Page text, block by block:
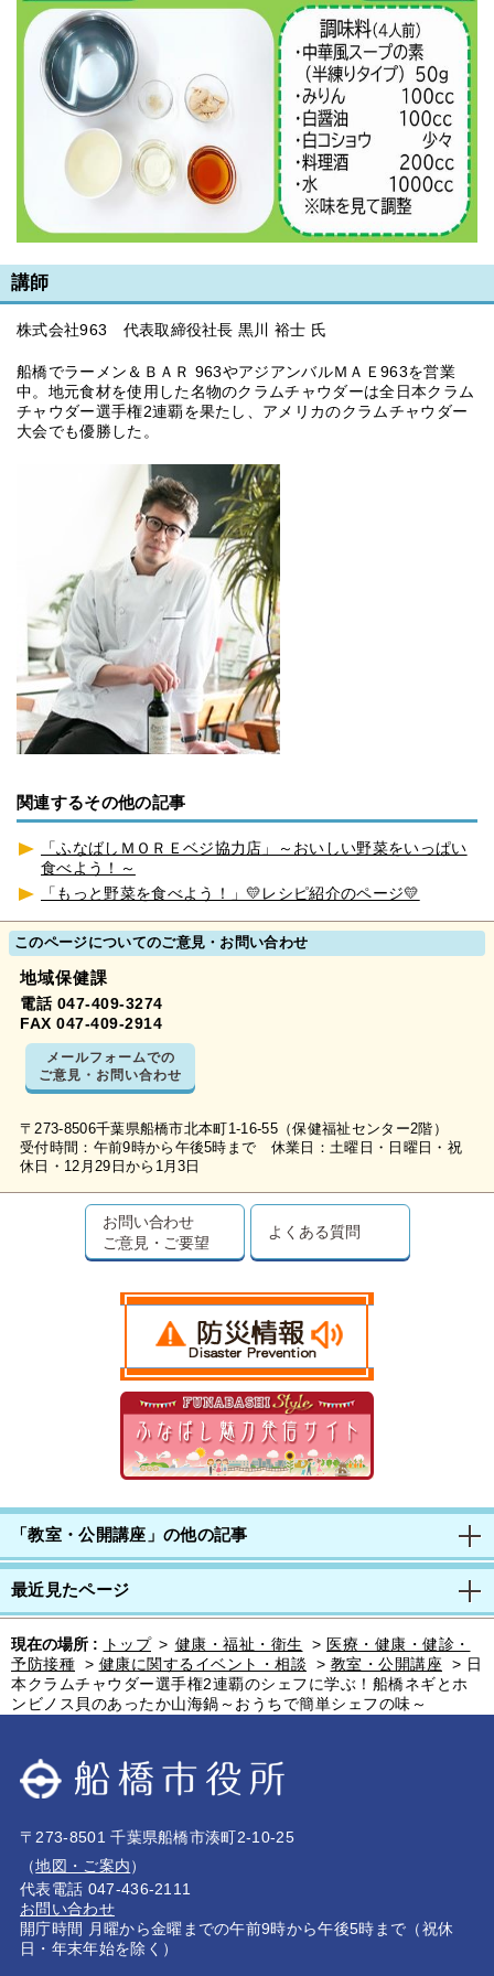
講師
株式会社963 代表取締役社長 黒川 裕士 氏
船橋でラーメン＆ＢＡＲ 963やアジアンバルＭＡＥ963を営業
中。地元食材を使用した名物のクラムチャウダーは全日本クラム
チャウダー選手権2連覇を果たし、アメリカのクラムチャウダー
大会でも優勝した。
関連するその他の記事
「ふなばしＭＯＲＥベジ協力店」～おいしい野菜をいっぱい
食べよう！～
「もっと野菜を食べよう！」💛レシピ紹介のページ💛
このページについてのご意見・お問い合わせ
地域保健課
電話 047-409-3274
FAX 047-409-2914
メールフォームでの
ご意見・お問い合わせ
〒273-8506千葉県船橋市北本町1-16-55（保健福祉センター2階）
受付時間：午前9時から午後5時まで 休業日：土曜日・日曜日・祝
休日・12月29日から1月3日
お問い合わせ
ご意見・ご要望
よくある質問
「教室・公開講座」の他の記事
最近見たページ
現在の場所 : トップ > 健康・福祉・衛生 > 医療・健康・健診・
予防接種 > 健康に関するイベント・相談 > 教室・公開講座 > 日
本クラムチャウダー選手権2連覇のシェフに学ぶ！船橋ネギとホ
ンビノス貝のあったか山海鍋～おうちで簡単シェフの味～
〒273-8501 千葉県船橋市湊町2-10-25
（地図・ご案内）
代表電話 047-436-2111
お問い合わせ
開庁時間 月曜から金曜までの午前9時から午後5時まで（祝休
日・年末年始を除く）